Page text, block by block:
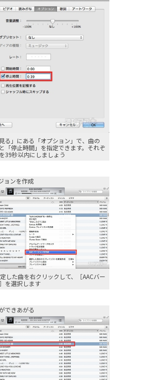
る」にある「オプション」で、曲の
「停止時間」を指定できます。それぞ
39秒以内にしましょう
ョンを作成
した曲を右クリックして、［AACバー
を選択します
できあがる